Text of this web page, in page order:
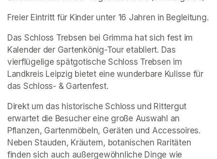
Freier Eintritt für Kinder unter 16 Jahren in Begleitung.
Das Schloss Trebsen bei Grimma hat sich fest im
Kalender der Gartenkönig-Tour etabliert. Das
vierflügelige spätgotische Schloss Trebsen im
Landkreis Leipzig bietet eine wunderbare Kulisse für
das Schloss- & Gartenfest.
Direkt um das historische Schloss und Rittergut
erwartet die Besucher eine große Auswahl an
Pflanzen, Gartenmöbeln, Geräten und Accessoires.
Neben Stauden, Kräutern, botanischen Raritäten
finden sich auch außergewöhnliche Dinge wie